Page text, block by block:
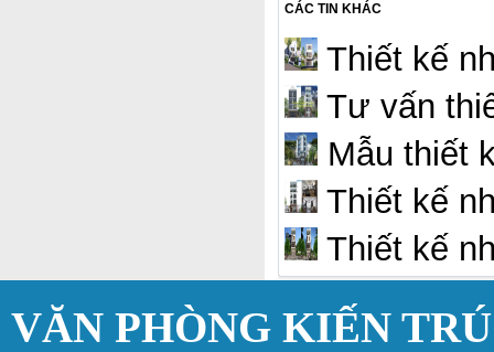
CÁC TIN KHÁC
Thiết kế
Tư vấn
Mẫu thiết
Thiết kế
Thiết kế
VĂN PHÒNG KIẾN